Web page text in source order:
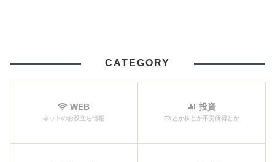
CATEGORY
WEB
ネットのお役立ち情報
投資
FXとか株とか不労所得とか